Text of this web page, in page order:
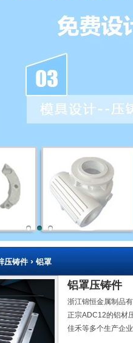
压铸件 › 铝罩
铝罩压铸件
浙江锦恒金属制品
正宗ADC12的铝材
佳禾等多个生产企